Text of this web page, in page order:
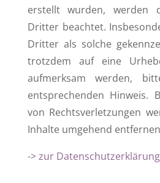
erstellt wurden, werden
Dritter beachtet.
Dritter als solche
trotzdem auf eine
aufmerksam werden,
entsprechenden Hinweis.
von Rechtsverletzungen
Inhalte umgehend
-> zur Datenschutzerklärung